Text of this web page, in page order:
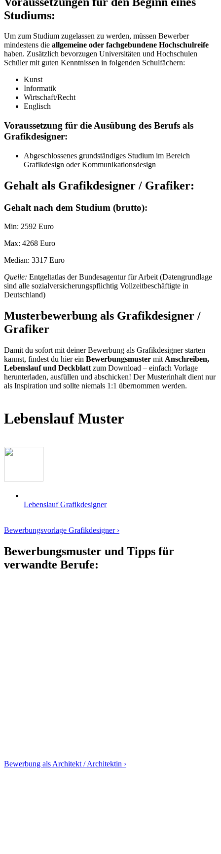
Studiums:
Um zum Studium zugelassen zu werden, müssen Bewerber
mindestens die allgemeine oder fachgebundene Hochschulreife
haben. Zusätzlich bevorzugen Universitäten und Hochschulen
Schüler mit guten Kenntnissen in folgenden Schulfächern:
Kunst
Informatik
Wirtschaft/Recht
Englisch
Voraussetzung für die Ausübung des Berufs als
Grafikdesigner:
Abgeschlossenes grundständiges Studium im Bereich
Grafikdesign oder Kommunikationsdesign
Gehalt als Grafikdesigner / Grafiker:
Gehalt nach dem Studium (brutto):
Min: 2592 Euro
Max: 4268 Euro
Median: 3317 Euro
Quelle: Entgeltatlas der Bundesagentur für Arbeit (Datengrundlage
sind alle sozialversicherungspflichtig Vollzeitbeschäftigte in
Deutschland)
Musterbewerbung als Grafikdesigner /
Grafiker
Damit du sofort mit deiner Bewerbung als Grafikdesigner starten
kannst, findest du hier ein Bewerbungsmuster mit Anschreiben,
Lebenslauf und Deckblatt zum Download – einfach Vorlage
herunterladen, ausfüllen und abschicken! Der Musterinhalt dient nur
als Inspiration und sollte niemals 1:1 übernommen werden.
Lebenslauf Muster
Lebenslauf Grafikdesigner
Bewerbungsvorlage Grafikdesigner ›
Bewerbungsmuster und Tipps für
verwandte Berufe:
Bewerbung als Architekt / Architektin ›